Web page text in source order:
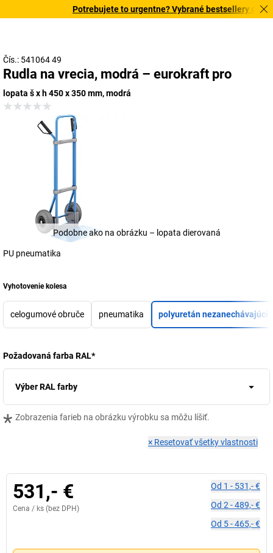
Potrebujete to urgentne? Vybrané bestsellery
Čís.: 541064 49
Rudla na vrecia, modrá – eurokraft pro
lopata š x h 450 x 350 mm, modrá
Podobne ako na obrázku – lopata dierovaná
PU pneumatika
Vyhotovenie kolesa
celogumové obruče pneumatika polyuretán nezanechávajúci
Požadovaná farba RAL*
Výber RAL farby
* Zobrazenia farieb na obrázku výrobku sa môžu líšiť.
× Resetovať všetky vlastnosti
531,- €
Cena / ks (bez DPH)
Od 1 - 531,- €
Od 2 -489,- €
Od 5-465,- €